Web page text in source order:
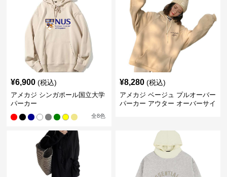
¥6,900 (税込)
アメカジ シンガポール国立大学
パーカー
全8色
¥8,280 (税込)
アメカジ ベージュ プルオーバー
パーカー アウター オーバーサイ